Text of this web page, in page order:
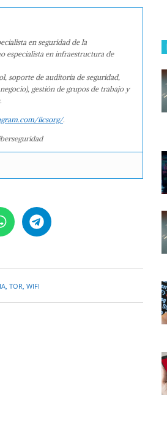
en seguridad de la
especialista en infraestructura de
soporte de auditoría de seguridad,
gestión de grupos de trabajo y
iicsorg/.
TOR WIFI